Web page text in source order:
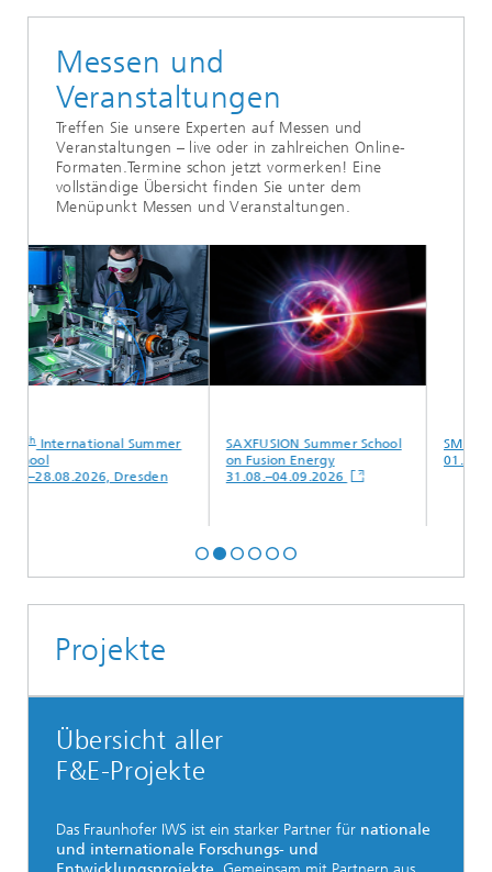
Messen und
Veranstaltungen
Treffen Sie unsere Experten auf Messen und
Veranstaltungen – live oder in zahlreichen Online-
Formaten.Termine schon jetzt vormerken! Eine
vollständige Übersicht finden Sie unter dem
Menüpunkt Messen und Veranstaltungen.
Summer
Dresden
SAXFUSION Summer School
on Fusion Energy
31.08.–04.09.2026
SMM
01.–04.09.2026,
Projekte
Übersicht aller
F&E-Projekte
Das Fraunhofer IWS ist ein starker Partner für nationale
und internationale Forschungs- und